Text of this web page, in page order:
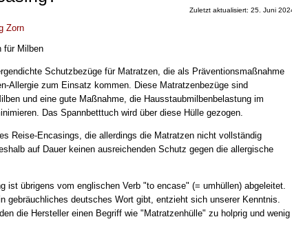
Zuletzt aktualisiert: 25. Juni
Zorn
für Milben
Schutzbezüge für Matratzen, die als Präventionsmaßnahme
Allergie zum Einsatz kommen. Diese Matratzenbezüge sind
und eine gute Maßnahme, die Hausstaubmilbenbelastung im
Das Spannbetttuch wird über diese Hülle gezogen.
Reise-Encasings, die allerdings die Matratzen nicht vollständig
auf Dauer keinen ausreichenden Schutz gegen die allergische
ist übrigens vom englischen Verb "to encase" (= umhüllen) abgeleitet.
gebräuchliches deutsches Wort gibt, entzieht sich unserer Kenntnis.
die Hersteller einen Begriff wie "Matratzenhülle" zu holprig und wenig